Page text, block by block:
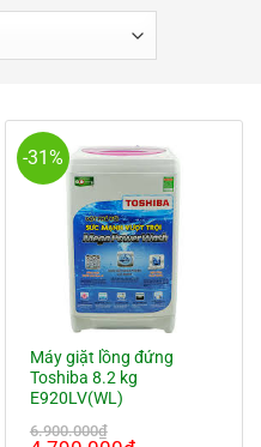
-31%
Máy giặt lồng đứng
Toshiba 8.2 kg
E920LV(WL)
6.900.000₫